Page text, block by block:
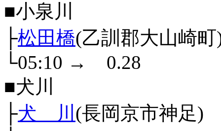
■小泉川
├松田橋(乙訓郡大山崎町
└05:10 →
0.28
■犬川
├犬 川 (長岡京市神足)